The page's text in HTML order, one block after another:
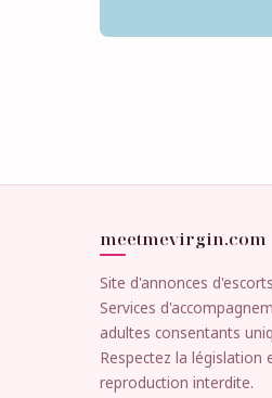
meetmevirgin.com
Site d'annonces
Services
adultes consentants
Respectez la législation
reproduction interdite.